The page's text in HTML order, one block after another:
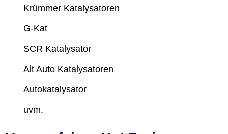
Krümmer Katalysatoren
G-Kat
SCR Katalysator
Alt Auto Katalysatoren
Autokatalysator
uvm.